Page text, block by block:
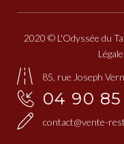
2020 © L'Odyssée du
85, rue Joseph
04 90 85
contact@vente-